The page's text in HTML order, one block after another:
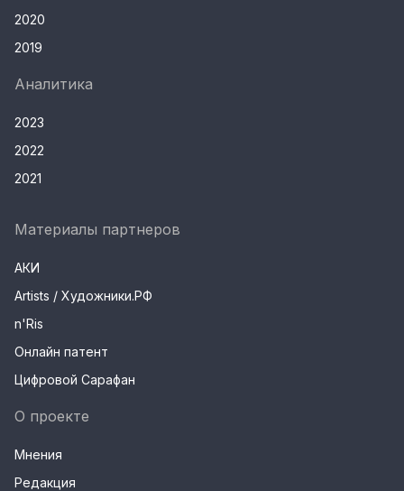
2020
2019
Аналитика
2023
2022
2021
Материалы партнеров
АКИ
Artists / Художники.РФ
n'Ris
Онлайн патент
Цифровой Сарафан
О проекте
Мнения
Редакция